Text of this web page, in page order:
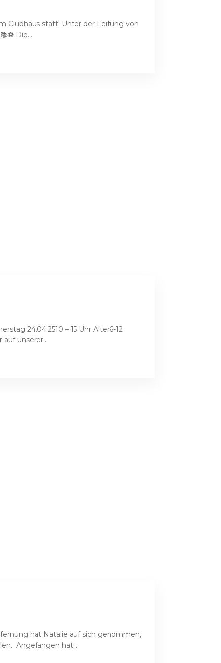
Clubhaus statt. Unter der Leitung von
Die...
24.04.2510 – 15 Uhr Alter6-12
unserer...
hat Natalie auf sich genommen,
Angefangen hat...